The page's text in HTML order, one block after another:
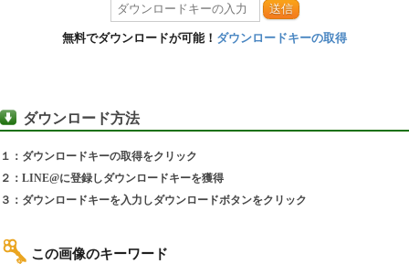
送信
無料でダウンロードが可能！ ダウンロードキーの取得
ダウンロード方法
１：ダウンロードキーの取得をクリック
２：LINE@に登録しダウンロードキーを獲得
３：ダウンロードキーを入力しダウンロードボタンをクリック
この画像のキーワード